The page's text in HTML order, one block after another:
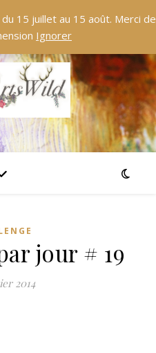
15 juillet au 15 août. Merci de
Ignorer
jour # 19
2014